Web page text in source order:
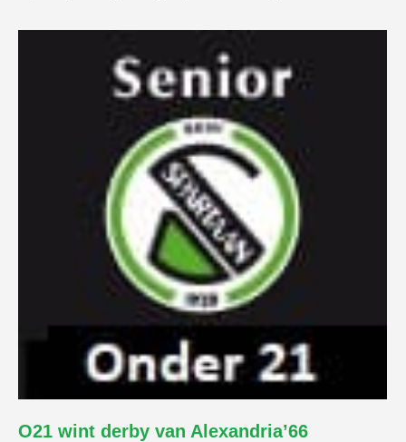
O21 wint derby van Alexandria’66